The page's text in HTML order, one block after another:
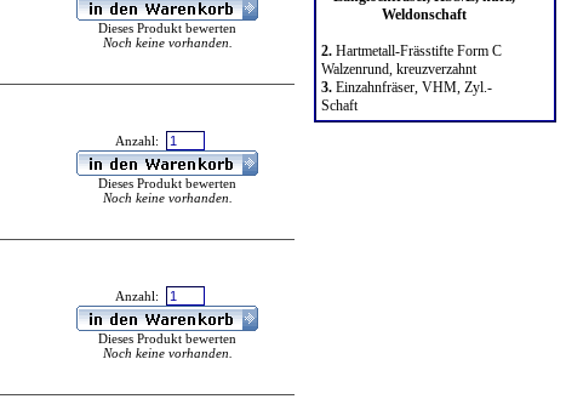
Dieses Produkt bewerten
Noch keine vorhanden.
Anzahl:
Dieses Produkt bewerten
Noch keine vorhanden.
Anzahl:
Dieses Produkt bewerten
Noch keine vorhanden.
Weldonschaft
2. Hartmetall-Frässtifte Form C
Walzenrund, kreuzverzahnt
3. Einzahnfräser, VHM, Zyl.-
Schaft